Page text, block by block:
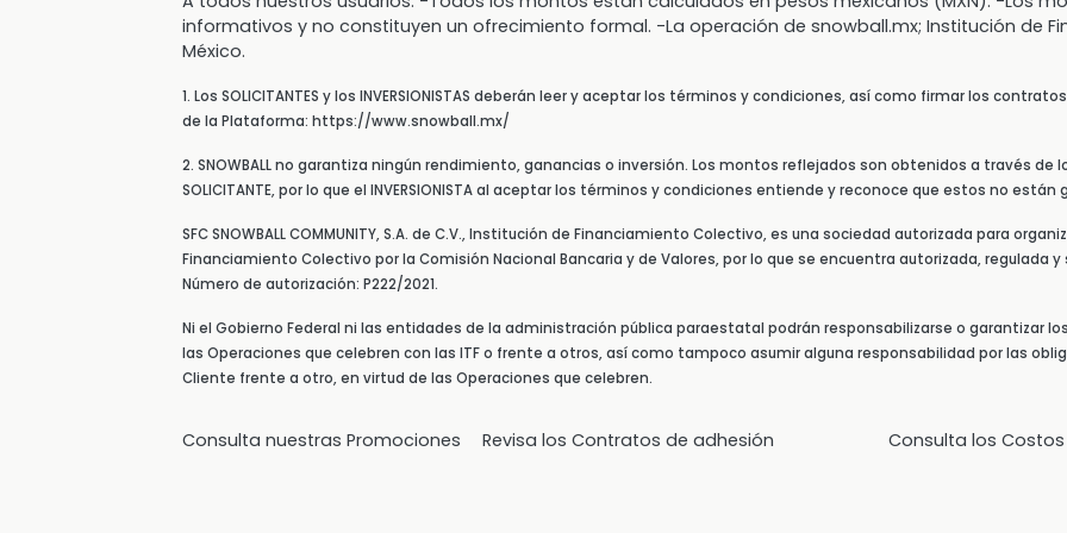
informativos y no constituyen un ofrecimiento formal. -La operación de snowball.mx; Institución de
México.
1. Los SOLICITANTES y los INVERSIONISTAS deberán leer y aceptar los términos y condiciones, así como firmar los
de la Plataforma: https://www.snowball.mx/
2. SNOWBALL no garantiza ningún rendimiento, ganancias o inversión. Los montos reflejados son obtenidos a través de
SOLICITANTE, por lo que el INVERSIONISTA al aceptar los términos y condiciones entiende y reconoce que estos no están
SFC SNOWBALL COMMUNITY, S.A. de C.V., Institución de Financiamiento Colectivo, es una sociedad autorizada para
Financiamiento Colectivo por la Comisión Nacional Bancaria y de Valores, por lo que se encuentra autorizada, regulada
Número de autorización: P222/2021.
Ni el Gobierno Federal ni las entidades de la administración pública paraestatal podrán responsabilizarse o garantizar
las Operaciones que celebren con las ITF o frente a otros, así como tampoco asumir alguna responsabilidad por las
Cliente frente a otro, en virtud de las Operaciones que celebren.
Consulta nuestras Promociones Revisa los Contratos de adhesión Consulta los